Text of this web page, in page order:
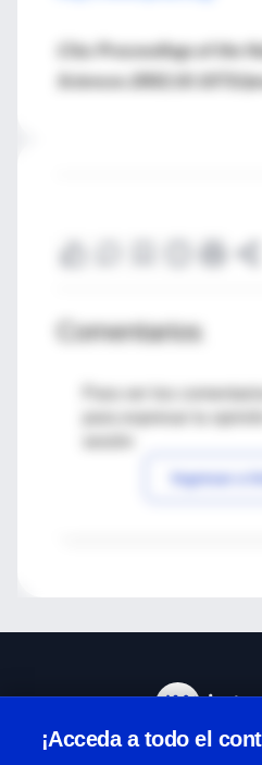
Cita: Proceedings of the
Sciences 2002;10.1073//
Comentarios
Para ver los
Ingresar a
¡Acceda a todo el